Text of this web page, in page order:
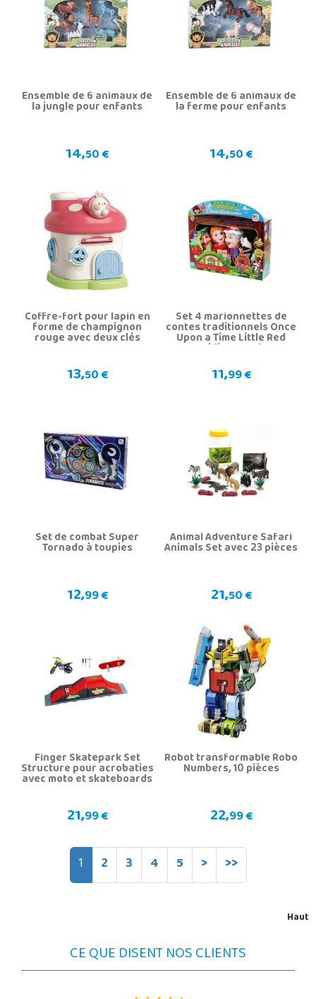
Ensemble de 6 animaux de
la jungle pour enfants
14,50 €
Ensemble de 6 animaux de
la ferme pour enfants
14,50 €
Coffre-fort pour lapin en
forme de champignon
rouge avec deux clés
13,50 €
Set 4 marionnettes de
contes traditionnels Once
Upon a Time Little Red
Riding Hood
11,99 €
Set de combat Super
Tornado à toupies
12,99 €
Animal Adventure Safari
Animals Set avec 23 pièces
21,50 €
Finger Skatepark Set
Structure pour acrobaties
avec moto et skateboards
21,99 €
Robot transformable Robo
Numbers, 10 pièces
22,99 €
1 2 3 4 5 > >>
Haut
CE QUE DISENT NOS CLIENTS